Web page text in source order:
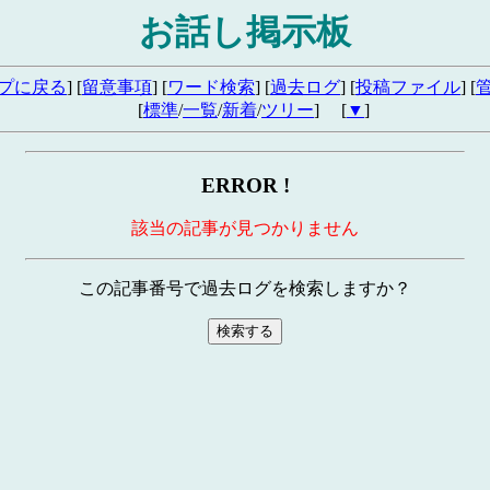
お話し掲示板
に戻る] [留意事項] [ワード検索] [過去ログ] [投稿ファイル] [
[標準/一覧/新着/ツリー] [▼]
ERROR !
該当の記事が見つかりません
この記事番号で過去ログを検索しますか？